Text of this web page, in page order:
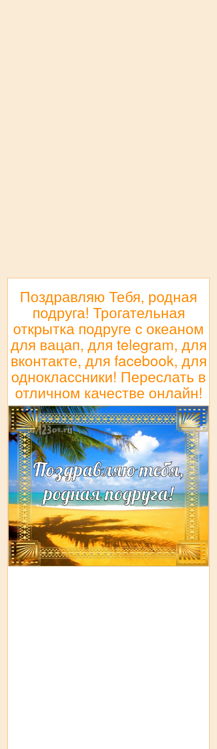
Поздравляю Тебя, родная
подруга! Трогательная
открытка подруге с океаном
для вацап, для telegram, для
вконтакте, для facebook, для
одноклассники! Переслать в
отличном качестве онлайн!